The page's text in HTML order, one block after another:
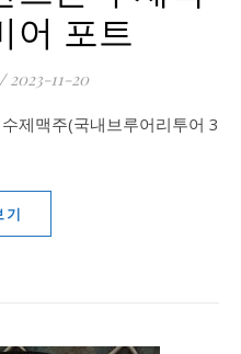
어 포트
/ 2023-11-20
기